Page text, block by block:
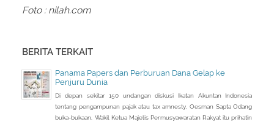
Foto : nilah.com
BERITA TERKAIT
Panama Papers dan Perburuan Dana Gelap ke
Penjuru Dunia
Di depan sekitar 150 undangan diskusi Ikatan Akuntan Indonesia
tentang pengampunan pajak atau tax amnesty, Oesman Sapta Odang
buka-bukaan. Wakil Ketua Majelis Permusyawaratan Rakyat itu prihatin